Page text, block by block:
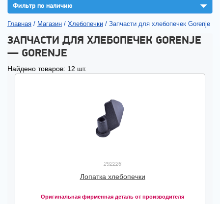
Фильтр по наличию ▼
Главная / Магазин / Хлебопечки / Запчасти для хлебопечек Gorenje
ЗАПЧАСТИ ДЛЯ ХЛЕБОПЕЧЕК GORENJE
— GORENJE
Найдено товаров: 12 шт.
292226
Лопатка хлебопечки
Оригинальная фирменная деталь от производителя